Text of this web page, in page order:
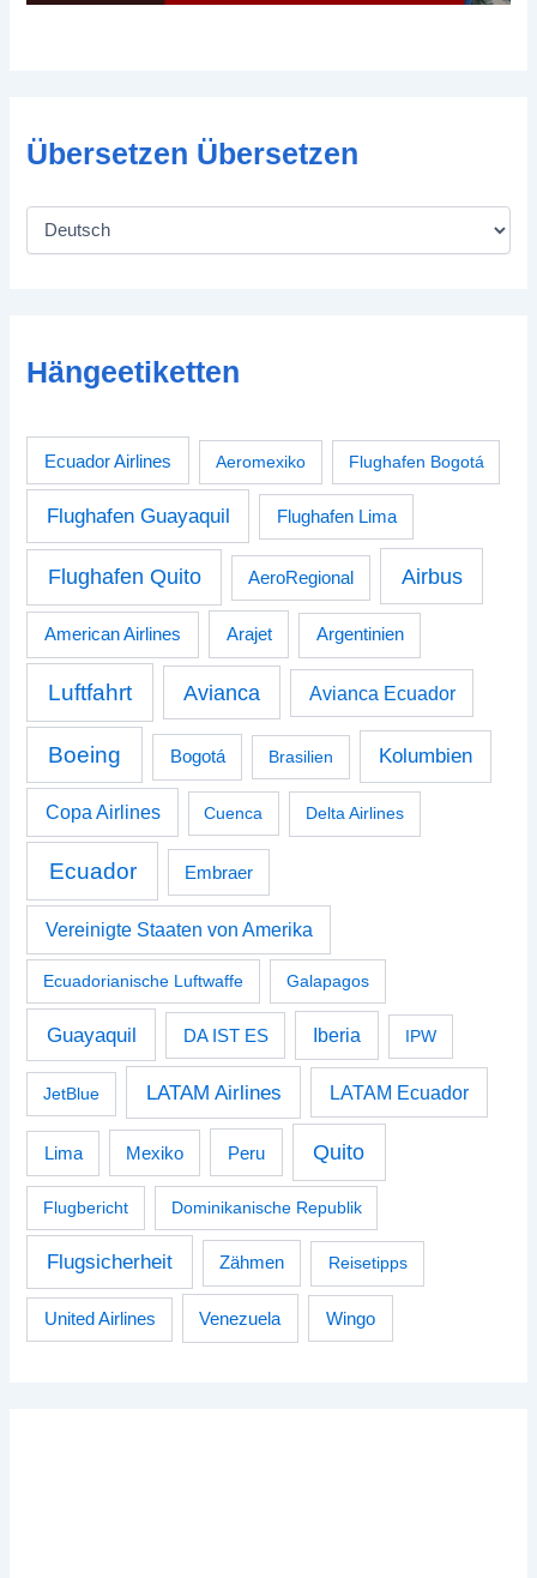
Übersetzen Übersetzen
Hängeetiketten
Ecuador Airlines Aeromexiko Flughafen Bogotá
Flughafen Guayaquil Flughafen Lima
Flughafen Quito AeroRegional Airbus
American Airlines Arajet Argentinien
Luftfahrt Avianca Avianca Ecuador
Boeing Bogotá Brasilien Kolumbien
Copa Airlines Cuenca Delta Airlines
Ecuador Embraer
Vereinigte Staaten von Amerika
Ecuadorianische Luftwaffe Galapagos
Guayaquil DA IST ES Iberia IPW
JetBlue LATAM Airlines LATAM Ecuador
Lima Mexiko Peru Quito
Flugbericht Dominikanische Republik
Flugsicherheit Zähmen Reisetipps
United Airlines Venezuela Wingo